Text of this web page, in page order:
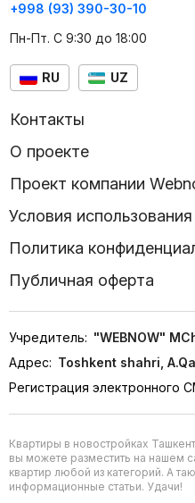
+998 (93) 390-30-10
Пн-Пт. С 9:30 до 18:00
RU UZ
Контакты
О проекте
Проект компании
Условия использования
Политика
Публичная оферта
Учредитель: "WEBNOW"
Адрес: Toshkent shahri,
Регистрация электронного
Квартиры в новостройках
вы можете разместить на нашем
квартир любой из категорий. А
информационные статьи. Удачи!